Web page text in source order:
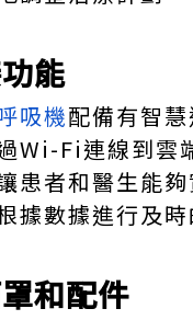
能
吸機配備有智慧
Wi-Fi連線到雲
患者和醫生能
據數據進行及時
和配件